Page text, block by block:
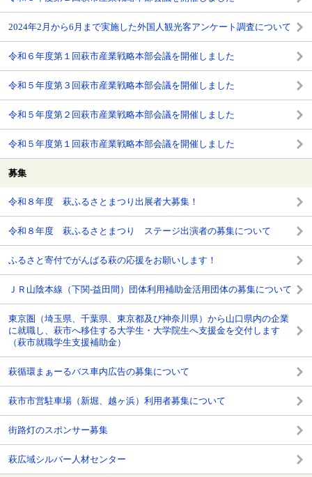
2024年2月から6月まで実施した外国人観光客アンケート調査について
令和６年度第１回萩市産業戦略本部会議を開催しました
令和５年度第３回萩市産業戦略本部会議を開催しました
令和５年度第２回萩市産業戦略本部会議を開催しました
令和５年度第１回萩市産業戦略本部会議を開催しました
募集
令和８年度 萩ふるさとまつり出展者大募集！
令和８年度 萩ふるさとまつり ステージ出演者の募集について
ふるさと寄付でがんばる萩の応援をお願いします！
ＪＲ山陰本線（下関-益田間）団体利用補助金活用団体の募集について
東京圏（埼玉県、千葉県、東京都及び神奈川県）から山口県内の企業
に就職し、萩市へ移住する大学生・大学院生へ支援金を交付します
（萩市就職学生支援補助金）
萩循環まぁーるバス車内広告の募集について
萩市市営駐車場（新堀、越ヶ浜）利用者募集について
街路灯のスポンサー募集
萩広域シルバー人材センター